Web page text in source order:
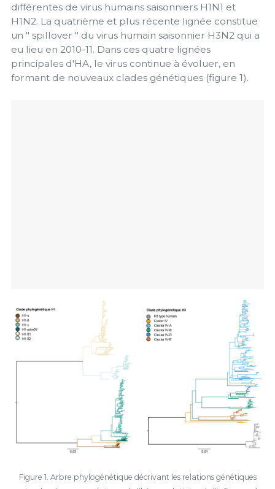
différentes de virus humains saisonniers H1N1 et
H1N2. La quatrième et plus récente lignée constitue
un " spillover " du virus humain saisonnier H3N2 qui a
eu lieu en 2010-11. Dans ces quatre lignées
principales d'HA, le virus continue à évoluer, en
formant de nouveaux clades génétiques (figure 1).
Figure 1. Arbre phylogénétique décrivant les relations génétiques